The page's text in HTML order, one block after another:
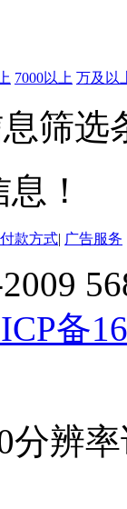
7000以上 万及以
筛选
！
付款方式| 广告服务
备
分辨